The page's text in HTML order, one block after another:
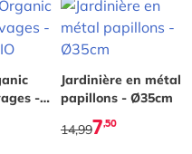
-
Jardinière en métal
papillons - Ø35cm
7,50
14,99